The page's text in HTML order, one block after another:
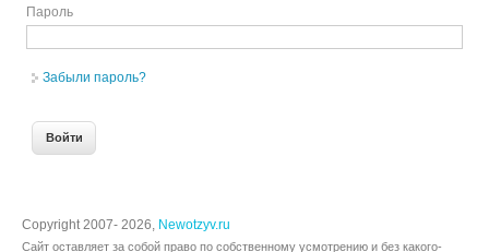
Пароль
Забыли пароль?
Copyright 2007- 2026, Newotzyv.ru
Сайт оставляет за собой право по собственному усмотрению и без какого-